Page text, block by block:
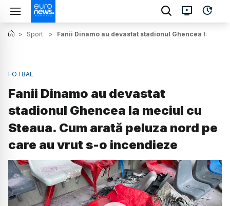
> Sport > Fanii Dinamo au devastat stadionul Ghencea la
FOTBAL
Fanii Dinamo au devastat
stadionul Ghencea la meciul cu
Steaua. Cum arată peluza nord pe
care au vrut s-o incendieze